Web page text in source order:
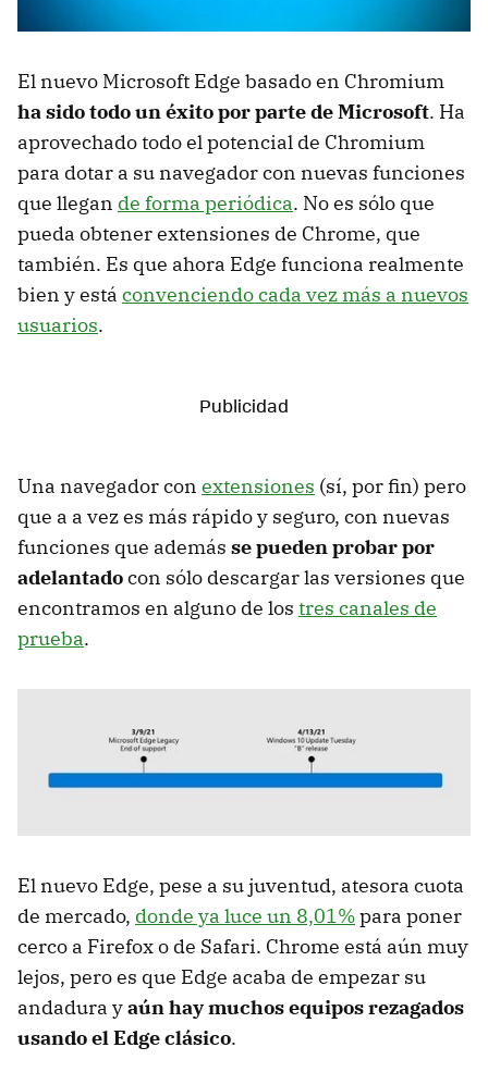
El nuevo Microsoft Edge basado en Chromium
ha sido todo un éxito por parte de Microsoft. Ha
aprovechado todo el potencial de Chromium
para dotar a su navegador con nuevas funciones
que llegan de forma periódica. No es sólo que
pueda obtener extensiones de Chrome, que
también. Es que ahora Edge funciona realmente
bien y está convenciendo cada vez más a nuevos
usuarios.
Una navegador con extensiones (sí, por fin) pero
que a a vez es más rápido y seguro, con nuevas
funciones que además se pueden probar por
adelantadocon sólo descargar las versiones que
encontramos en alguno de los tres canales de
prueba.
El nuevo Edge, pese a su juventud, atesora cuota
de mercado, donde ya luce un 8,01%para poner
cerco a Firefox o de Safari. Chrome está aún muy
lejos, pero es que Edge acaba de empezar su
andadura yaún hay muchos equipos rezagados
usando el Edge clásico.